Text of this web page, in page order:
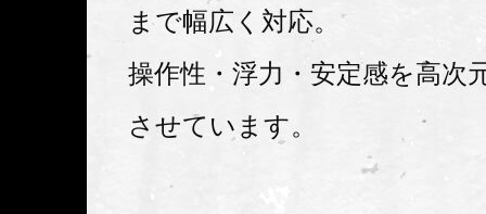
まで幅広く対応。
操作性・浮力・安定感を高次
させています。